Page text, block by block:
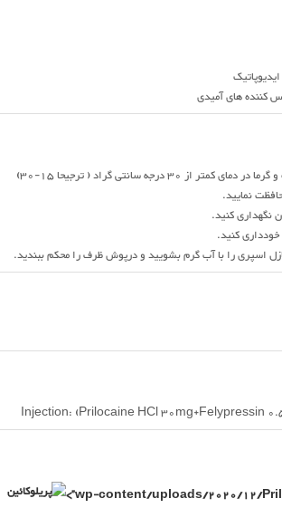
کننده های آمیدی
این دارو را در از نور، رطوبت و گرما در دمای کمتر از 30 درجه سانتی گراد ( ترجیحا 15-30)
نمایید.
نگهداری کنید.
کنید.
اسپری را با آب گرم بشویید و درپوش ظرف را محکم ببندید.
Injection: (Prilocaine HCl 30mg+Felypressin